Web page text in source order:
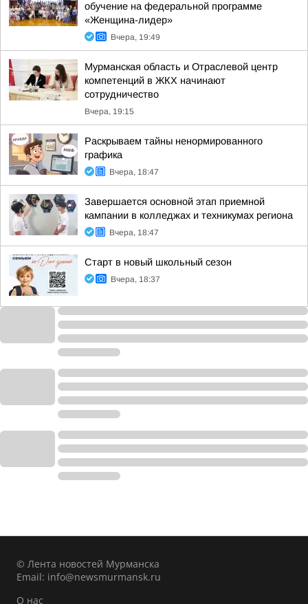
обучение на федеральной программе
«Женщина-лидер»
Вчера, 19:49
Мурманская область и Отраслевой центр
компетенций в ЖКХ начинают
сотрудничество
Вчера, 19:15
Раскрываем тайны ненормированного
графика
Вчера, 18:47
Завершается основной этап приемной
кампании в колледжах и техникумах региона
Вчера, 18:47
Старт в новый школьный сезон
Вчера, 18:37
© Лента новостей Мурманска
Email: info@newsmurmansk.ru
О нас